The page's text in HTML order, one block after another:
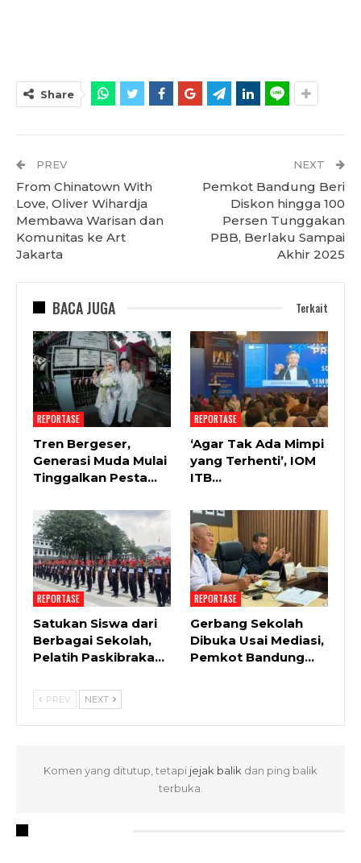
Share
PREV
From Chinatown With
Love, Oliver Wihardja
Membawa Warisan dan
Komunitas ke Art
Jakarta
NEXT
Pemkot Bandung Beri
Diskon hingga 100
Persen Tunggakan
PBB, Berlaku Sampai
Akhir 2025
BACA JUGA Terkait
REPORTASE
Tren Bergeser,
Generasi Muda Mulai
Tinggalkan Pesta…
REPORTASE
‘Agar Tak Ada Mimpi
yang Terhenti’, IOM
ITB…
REPORTASE
Satukan Siswa dari
Berbagai Sekolah,
Pelatih Paskibraka…
REPORTASE
Gerbang Sekolah
Dibuka Usai Mediasi,
Pemkot Bandung…
PREV NEXT
Komen yang ditutup, tetapi jejak balik dan ping balik
terbuka.